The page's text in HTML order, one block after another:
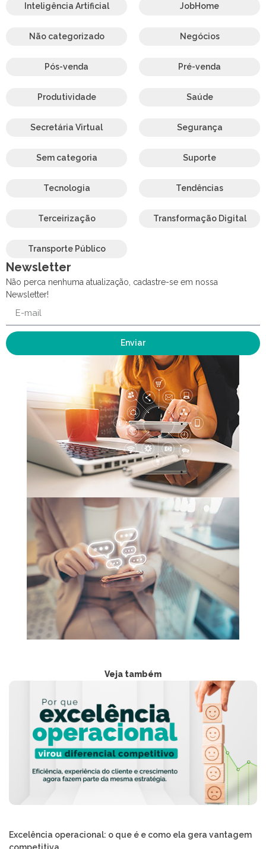
Inteligência Artificial JobHome
Não categorizado Negócios
Pós-venda Pré-venda
Produtividade Saúde
Secretária Virtual Segurança
Sem categoria Suporte
Tecnologia Tendências
Terceirização Transformação Digital
Transporte Público
Newsletter
Não perca nenhuma atualização, cadastre-se em nossa
Newsletter!
Enviar
Veja também
Excelência operacional: o que é e como ela gera vantagem
competitiva